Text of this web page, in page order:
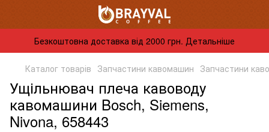
Безкоштовна доставка від 2000 грн. Детальніше
Каталог товарів Запчастини кавомашин Запчастини
Ущільнювач плеча кавоводу
кавомашини Bosch, Siemens,
Nivona, 658443